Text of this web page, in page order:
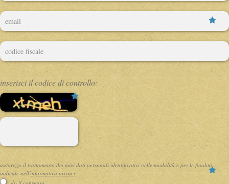
inserisci il codice di controllo:
( * )
autorizzo il trattamento dei miei dati personali identificativi nelle modalità e per le finalità
indicate nell'informativa privacy